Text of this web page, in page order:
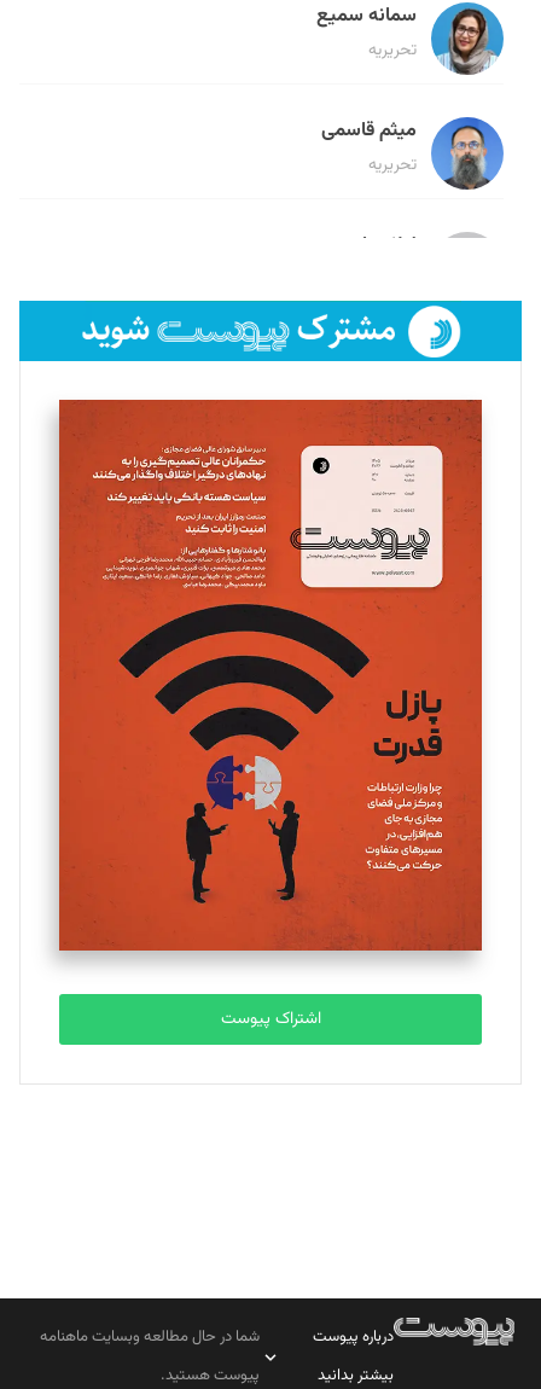
سمانه سمیع
تحریریه
میثم قاسمی
تحریریه
لیلا حنارود
فائزه فتحی رستمی
تحریریه
سروش کرمیان
تحریریه
مینا پاکدل
یسنا امان‌پور
تحریریه
ملینا جعفری
تحریریه
مصطفی مسجدی آرانی
تحریریه
بابک نقاش
تحریریه
اشتراک پیوست
درباره پیوست
بیشتر بدانید
شما در حال مطالعه وبسایت ماهنامه
پیوست هستید.